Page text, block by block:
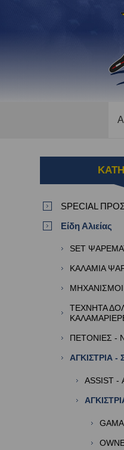
SPECIAL
Είδη Αλιείας
SET
ΚΑΛΑΜΙΑ
ΤΕΧΝΗΤΑ
ΠΕΤΟΝΙΕΣ -
ΑΓΚΙΣΤΡΙΑ -
ASSIST